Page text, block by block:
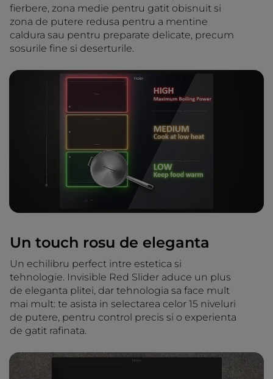
fierbere, zona medie pentru gatit obisnuit si
zona de putere redusa pentru a mentine
caldura sau pentru preparate delicate, precum
sosurile fine si deserturile.
Un touch rosu de eleganta
Un echilibru perfect intre estetica si
tehnologie. Invisible Red Slider aduce un plus
de eleganta plitei, dar tehnologia sa face mult
mai mult: te asista in selectarea celor 15 niveluri
de putere, pentru control precis si o experienta
de gatit rafinata.